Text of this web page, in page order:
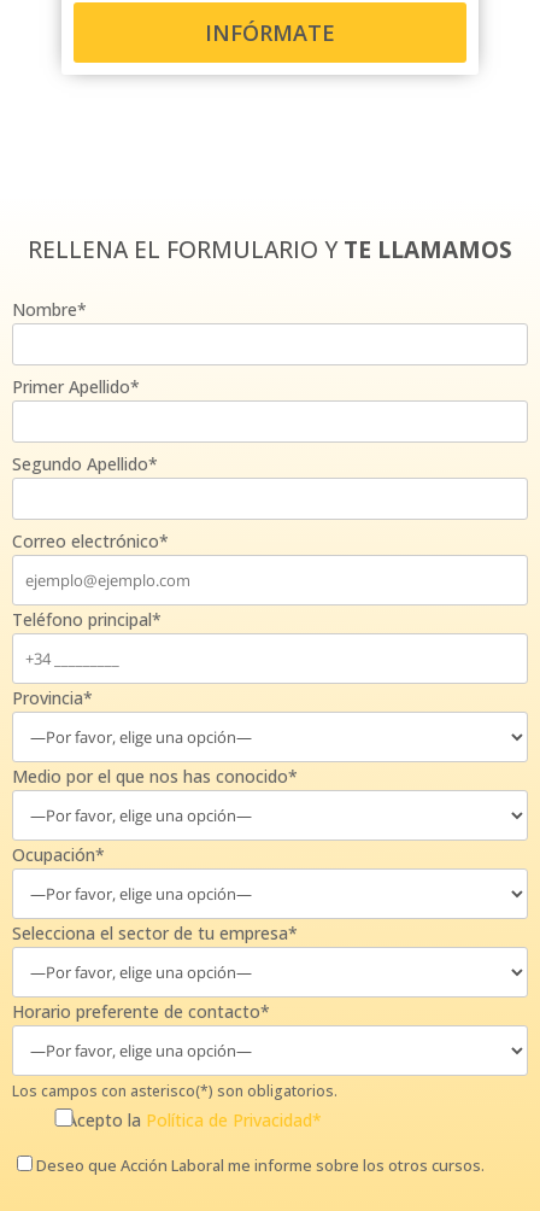
INFÓRMATE
RELLENA EL FORMULARIO YTE LLAMAMOS
Nombre*
Primer Apellido*
Segundo Apellido*
Correo electrónico*
Teléfono principal*
Provincia*
Medio por el que nos has conocido*
Ocupación*
Selecciona el sector de tu empresa*
Horario preferente de contacto*
Los campos con asterisco(*) son obligatorios.
Acepto la Política de Privacidad*
Deseo que Acción Laboral me informe sobre los otros cursos.